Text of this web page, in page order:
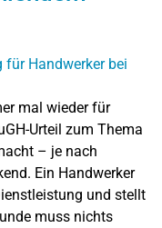
mal wieder für
Urteil zum Thema
– je nach
Ein Handwerker
und stellt
muss nichts